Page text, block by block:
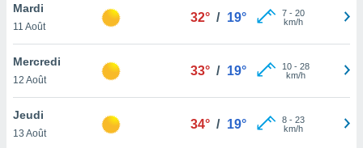
qu'ils
ou
le
Mardi
11 Août
32° / 19° 7- 20
km/h
Mercredi
12 Août
33° / 19° 10- 28
km/h
Jeudi
13 Août
34° / 19° 8- 23
km/h